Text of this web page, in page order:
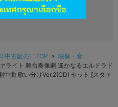
イト九九組
中古販売）TOP > 映像・音
イト 舞台奏像劇 遙かなるエルドラド
曲 歌い分けVer.2(CD) セット [スタァ